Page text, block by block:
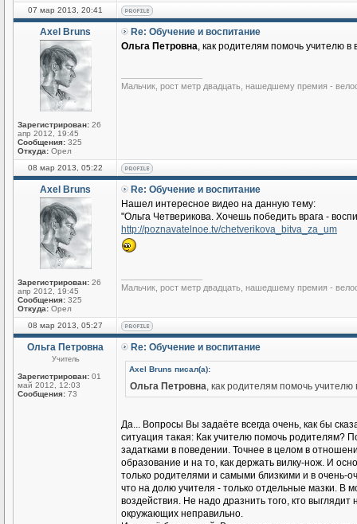
07 мар 2013, 20:41
Axel Bruns
Зарегистрирован: 26
апр 2012, 19:45
Сообщения: 325
Откуда: Орел
Re: Обучение и воспитание
Ольга Петровна, как родителям помочь учителю
Мальчик, рост метр двадцать, нашедшему премия -
08 мар 2013, 05:22
Axel Bruns
Зарегистрирован: 26
апр 2012, 19:45
Сообщения: 325
Откуда: Орел
Re: Обучение и воспитание
Нашел интересное видео на данную тему:
"Ольга Четверикова. Хочешь победить врага -
http://poznavatelnoe.tv/chetverikova_bitva_za_um
Мальчик, рост метр двадцать, нашедшему премия -
08 мар 2013, 05:27
Ольга Петровна
Учитель
Зарегистрирован: 01
май 2012, 12:03
Сообщения: 73
Re: Обучение и воспитание
Axel Bruns писал(а):
Ольга Петровна, как родителям помочь
Да... Вопросы Вы задаёте всегда очень, как бы
ситуация такая: Как учителю помочь родителям?
задатками в поведении. Точнее в целом в
образование и на то, как держать вилку-нож. И
только родителями и самыми близкими и в очень-
что на долю учителя - только отдельные мазки. В
воздействия. Не надо дразнить того, кто
окружающих неправильно.